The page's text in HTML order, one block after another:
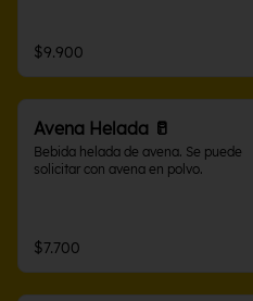
$9.900
Avena Helada 🥛
Bebida helada de avena. Se puede
solicitar con avena en polvo.
$7.700